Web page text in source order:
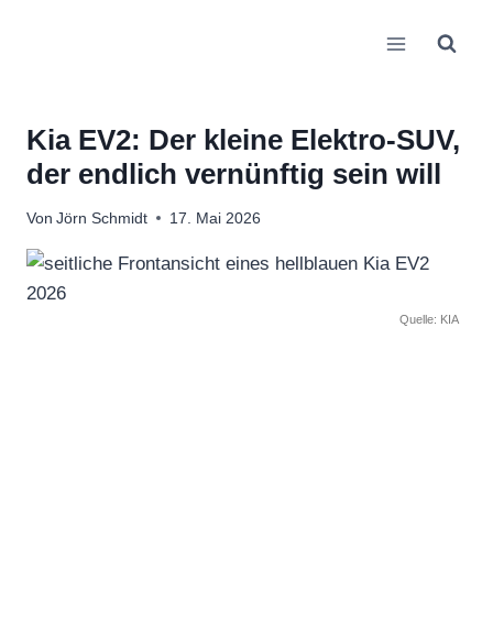
Kia EV2: Der kleine Elektro-SUV,
der endlich vernünftig sein will
Von Jörn Schmidt 17. Mai 2026
Quelle: KIA